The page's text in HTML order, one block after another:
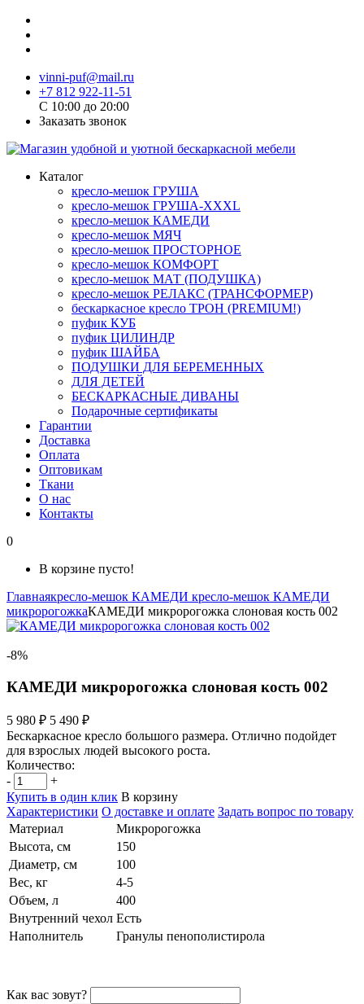
vinni-puf@mail.ru
+7 812 922-11-51
C 10:00 до 20:00
Заказать звонок
Каталог
кресло-мешок ГРУША
кресло-мешок ГРУША-XXXL
кресло-мешок КАМЕДИ
кресло-мешок МЯЧ
кресло-мешок ПРОСТОРНОЕ
кресло-мешок КОМФОРТ
кресло-мешок МАТ (ПОДУШКА)
кресло-мешок РЕЛАКС (ТРАНСФОРМЕР)
бескаркасное кресло ТРОН (PREMIUM!)
пуфик КУБ
пуфик ЦИЛИНДР
пуфик ШАЙБА
ПОДУШКИ ДЛЯ БЕРЕМЕННЫХ
ДЛЯ ДЕТЕЙ
БЕСКАРКАСНЫЕ ДИВАНЫ
Подарочные сертификаты
Гарантии
Доставка
Оплата
Оптовикам
Ткани
О нас
Контакты
0
В корзине пусто!
Главнаякресло-мешок КАМЕДИ кресло-мешок КАМЕДИ
микророгожкаКАМЕДИ микророгожка слоновая кость 002
-8%
КАМЕДИ микророгожка слоновая кость 002
5 980 ₽ 5 490 ₽
Бескаркасное кресло большого размера. Отлично подойдет
для взрослых людей высокого роста.
Количество:
-
+
Купить в один клик В корзину
Характеристики О доставке и оплате Задать вопрос по товару
Материал
Микророгожка
Высота, см
150
Диаметр, см
100
Вес, кг
4-5
Объем, л
400
Внутренний чехол Есть
Наполнитель
Гранулы пенополистирола
Как вас зовут?